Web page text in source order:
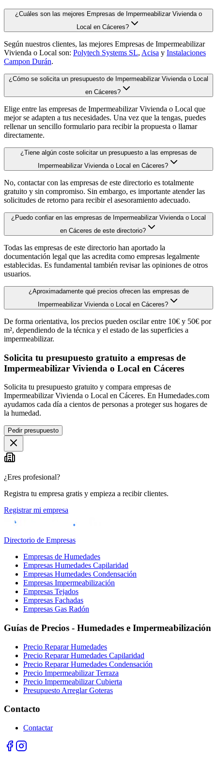
¿Cuáles son las mejores Empresas de Impermeabilizar Vivienda o
Local en Cáceres?
Según nuestros clientes, las mejores Empresas de Impermeabilizar
Vivienda o Local son: Polytech Systems SL, Acisa y Instalaciones
Campon Durán.
¿Cómo se solicita un presupuesto de Impermeabilizar Vivienda o Local
en Cáceres?
Elige entre las empresas de Impermeabilizar Vivienda o Local que
mejor se adapten a tus necesidades. Una vez que la tengas, puedes
rellenar un sencillo formulario para recibir la propuesta o llamar
directamente.
¿Tiene algún coste solicitar un presupuesto a las empresas de
Impermeabilizar Vivienda o Local en Cáceres?
No, contactar con las empresas de este directorio es totalmente
gratuito y sin compromiso. Sin embargo, es importante atender las
solicitudes de retorno para recibir el asesoramiento adecuado.
¿Puedo confiar en las empresas de Impermeabilizar Vivienda o Local
en Cáceres de este directorio?
Todas las empresas de este directorio han aportado la
documentación legal que las acredita como empresas legalmente
establecidas. Es fundamental también revisar las opiniones de otros
usuarios.
¿Aproximadamente qué precios ofrecen las empresas de
Impermeabilizar Vivienda o Local en Cáceres?
De forma orientativa, los precios pueden oscilar entre 10€ y 50€ por
m², dependiendo de la técnica y el estado de las superficies a
impermeabilizar.
Solicita tu presupuesto gratuito a empresas de
Impermeabilizar Vivienda o Local en Cáceres
Solicita tu presupuesto gratuito y compara empresas de
Impermeabilizar Vivienda o Local en Cáceres. En Humedades.com
ayudamos cada día a cientos de personas a proteger sus hogares de
la humedad.
Pedir presupuesto
¿Eres profesional?
Registra tu empresa gratis y empieza a recibir clientes.
Registrar mi empresa
Directorio de Empresas
Empresas de Humedades
Empresas Humedades Capilaridad
Empresas Humedades Condensación
Empresas Impermeabilización
Empresas Tejados
Empresas Fachadas
Empresas Gas Radón
Guías de Precios - Humedades e Impermeabilización
Precio Reparar Humedades
Precio Reparar Humedades Capilaridad
Precio Reparar Humedades Condensación
Precio Impermeabilizar Terraza
Precio Impermeabilizar Cubierta
Presupuesto Arreglar Goteras
Contacto
Contactar